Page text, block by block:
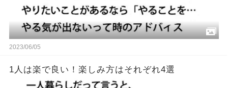
2023/06/05
1人は楽で良い！楽しみ方はそれぞれ4選